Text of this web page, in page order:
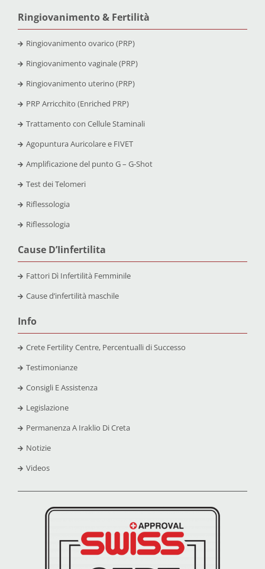
Ringiovanimento & Fertilità
Ringiovanimento ovarico (PRP)
Ringiovanimento vaginale (PRP)
Ringiovanimento uterino (PRP)
PRP Arricchito (Enriched PRP)
Trattamento con Cellule Staminali
Agopuntura Auricolare e FIVET
Amplificazione del punto G – G-Shot
Test dei Telomeri
Riflessologia
Riflessologia
Cause D’Iinfertilita
Fattori Dì Infertilità Femminile
Cause d’infertilità maschile
Info
Crete Fertility Centre, Percentualli di Successo
Testimonianze
Consigli E Assistenza
Legislazione
Permanenza A Iraklio Di Creta
Notizie
Videos